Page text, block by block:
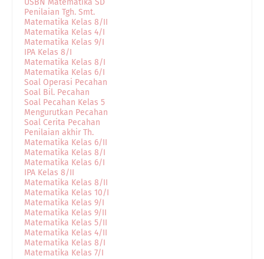
USBN Matematika SD
Penilaian Tgh. Smt.
Matematika Kelas 8/II
Matematika Kelas 4/I
Matematika Kelas 9/I
IPA Kelas 8/I
Matematika Kelas 8/I
Matematika Kelas 6/I
Soal Operasi Pecahan
Soal Bil. Pecahan
Soal Pecahan Kelas 5
Mengurutkan Pecahan
Soal Cerita Pecahan
Penilaian akhir Th.
Matematika Kelas 6/II
Matematika Kelas 8/I
Matematika Kelas 6/I
IPA Kelas 8/II
Matematika Kelas 8/II
Matematika Kelas 10/I
Matematika Kelas 9/I
Matematika Kelas 9/II
Matematika Kelas 5/II
Matematika Kelas 4/II
Matematika Kelas 8/I
Matematika Kelas 7/I